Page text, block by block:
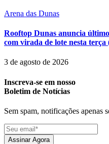
Arena das Dunas
Rooftop Dunas anuncia
com virada de lote nesta terça
3 de agosto de 2026
Inscreva-se em nosso
Boletim de Notícias
Sem spam, notificações apenas
Assinar Agora